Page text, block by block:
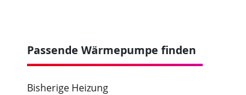
Passende Wärmepumpe finden
Bisherige Heizung